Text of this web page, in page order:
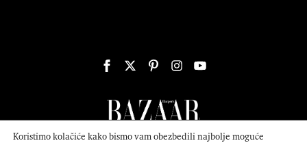
Koristimo kolačiće kako bismo vam obezbedili najbolje moguće